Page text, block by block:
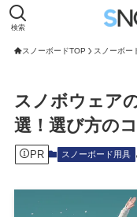
検索
スノーボードTOP スノーボー
スノボウェア
選！選び方の
PR スノーボード用具